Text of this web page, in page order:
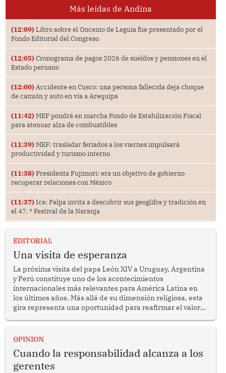
Más leídas de Andina
(12:09) Libro sobre el Oncenio de Leguía fue presentado por el
Fondo Editorial del Congreso
(12:05) Cronograma de pagos 2026 de sueldos y pensiones en el
Estado peruano
(12:00) Accidente en Cusco: una persona fallecida deja choque
de camión y auto en vía a Arequipa
(11:42) MEF pondrá en marcha Fondo de Estabilización Fiscal
para atenuar alza de combustibles
(11:39) MEF: trasladar feriados a los viernes impulsará
productividad y turismo interno
(11:38) Presidenta Fujimori: era un objetivo de gobierno
recuperar relaciones con México
(11:37) Ica: Palpa invita a descubrir sus geoglifos y tradición en
el 47. ° Festival de la Naranja
EDITORIAL
Una visita de esperanza
La próxima visita del papa León XIV a Uruguay, Argentina
y Perú constituye uno de los acontecimientos
internacionales más relevantes para América Latina en
los últimos años. Más allá de su dimensión religiosa, esta
gira representa una oportunidad para reafirmar el valor
enfrenta desafíos en materia de desarrollo, cohesión
OPINION
Cuando la responsabilidad alcanza a los
gerentes